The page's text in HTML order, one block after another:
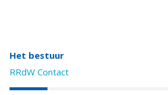
Het bestuur
RRdW Contact